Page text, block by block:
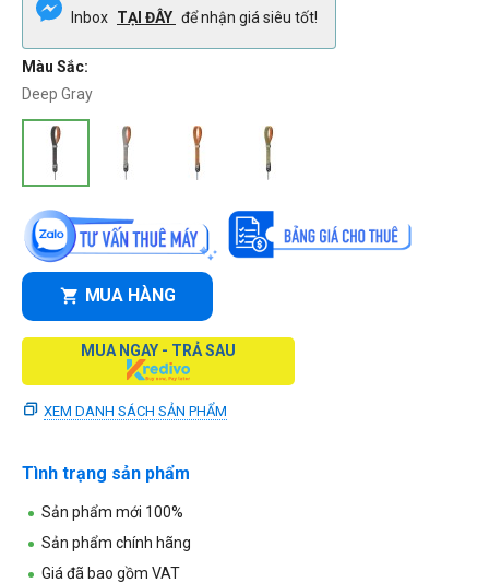
Inbox TẠI ĐÂY để nhận giá siêu tốt!
Màu Sắc:
Deep Gray
MUA HÀNG
MUA NGAY - TRẢ SAU
XEM DANH SÁCH SẢN PHẨM
Tình trạng sản phẩm
Sản phẩm mới 100%
Sản phẩm chính hãng
Giá đã bao gồm VAT